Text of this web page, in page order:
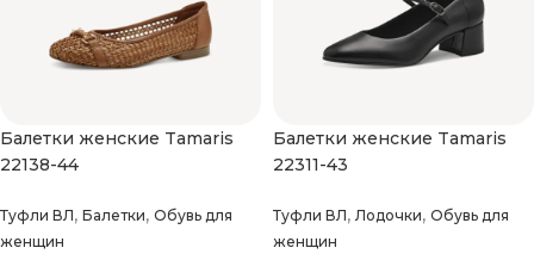
Балетки женские Tamaris
22138-44
Туфли ВЛ, Балетки, Обувь для
женщин
Балетки женские Tamaris
22311-43
Туфли ВЛ, Лодочки, Обувь для
женщин